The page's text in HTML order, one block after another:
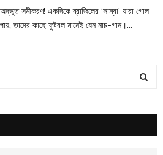
সমীকরণ! একদিকে ব্রাজিলের ‘সাম্বা’ যারা গোল
তাদের কাছে ফুটবল মানেই যেন নাচ-গান।...